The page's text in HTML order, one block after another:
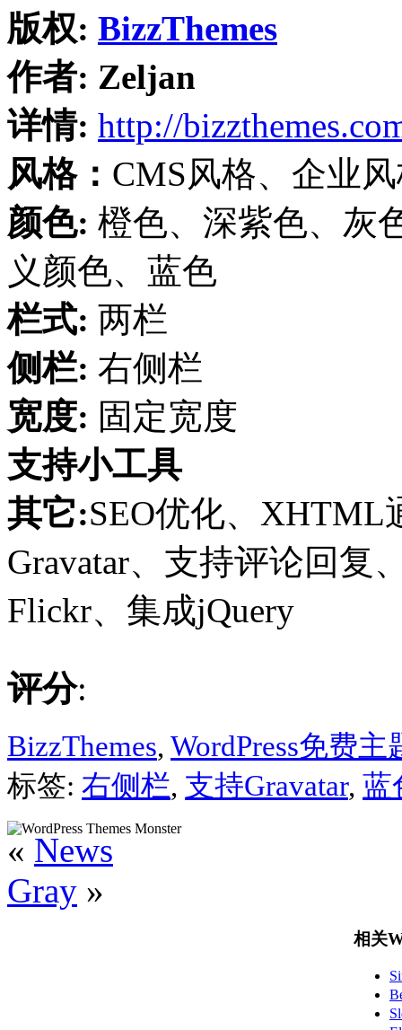
版权: BizzThemes
作者: Zeljan
详情: http://
风格： CMS风格、企业
颜色: 橙色、深紫色、灰
义颜色、蓝色
栏式: 两栏
侧栏: 右侧栏
宽度: 固定宽度
支持小工具
其它:SEO优化、XHTML
Gravatar、支持评论回复
Flickr、集成jQuery
评分:
BizzThemes, WordPress免费主
标签: 右侧栏, 支持Gravatar, 蓝
« News
Gray »
相关